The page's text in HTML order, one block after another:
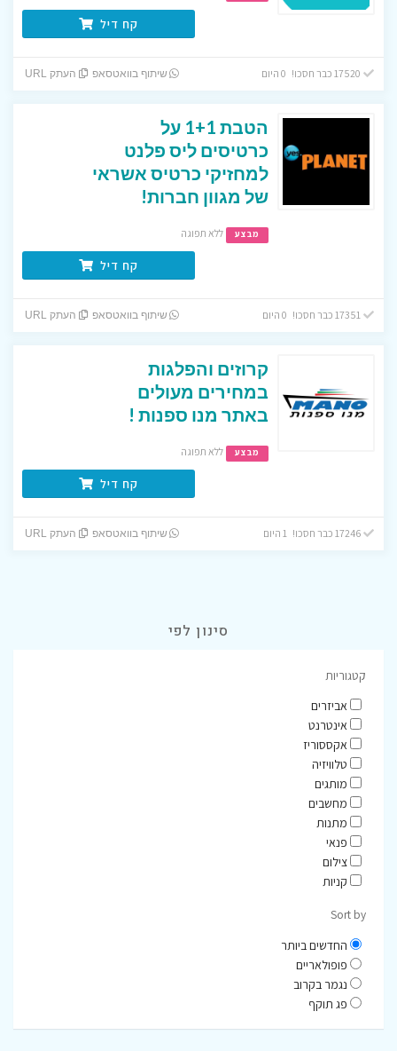
קח דיל
שיתוף בוואטסאפ העתק URL
הטבת 1+1 על
כרטיסים ליס פלנט
למחזיקי כרטיס אשראי
של מגוון חברות!
מבצע ללא תפוגה
קח דיל
שיתוף בוואטסאפ העתק URL
קרוזים והפלגות
במחירים מעולים
באתר מנו ספנות !
מבצע ללא תפוגה
קח דיל
17246 כבר חסכו! 1 היום שיתוף בוואטסאפ העתק URL
סינון לפי
קטגוריות
אביזרים
אינטרנט
אקססוריז
טלוויזיה
מותגים
מחשבים
מתנות
פנאי
צילום
קניות
Sort by
החדשים ביותר
פופולאריים
נגמר בקרוב
פג תוקף